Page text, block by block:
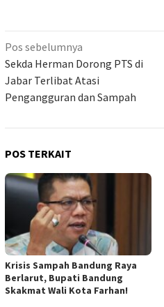
Navigasi
pos
Pos sebelumnya
Sekda Herman Dorong PTS di
Jabar Terlibat Atasi
Pengangguran dan Sampah
POS TERKAIT
Krisis Sampah Bandung Raya
Berlarut, Bupati Bandung
Skakmat Wali Kota Farhan!